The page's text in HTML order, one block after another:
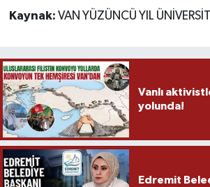
Kaynak: VAN YÜZÜNCÜ YIL
Vanlı
yolunda!
Edremit